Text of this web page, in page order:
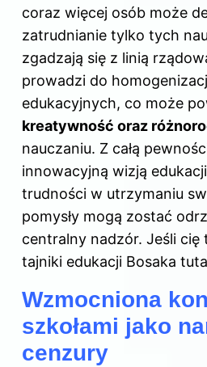
coraz więcej osób może
zatrudnianie tylko tych
zgadzają się z linią
prowadzi do
edukacyjnych, co może
kreatywność oraz
nauczaniu. Z całą
innowacyjną wizją
trudności w utrzymaniu
pomysły mogą zostać
centralny nadzór. Jeśli
tajniki edukacji Bosaka
Wzmocniona
szkołami jako
cenzury